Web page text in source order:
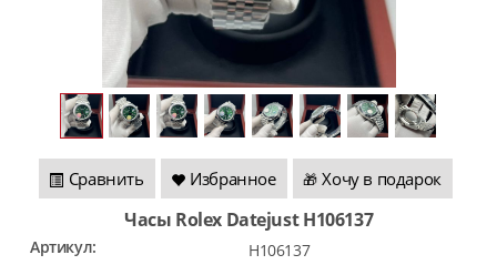
Сравнить Избранное 🎁 Хочу в подарок
Часы Rolex Datejust H106137
Артикул:
H106137